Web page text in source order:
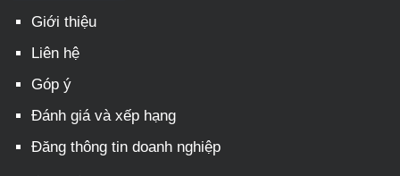
Giới thiệu
Liên hệ
Góp ý
Đánh giá và xếp hạng
Đăng thông tin doanh nghiệp